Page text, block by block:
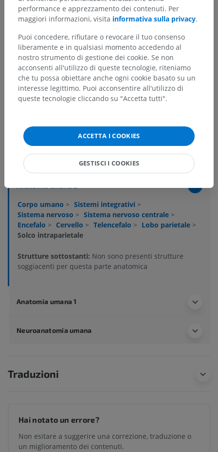
Gerarchia anatomica
Corpo umano > Sistemi integrativi >
Sistema nervoso > Sistema nervoso centrale >
Encefalo > Cervello > Telencefalo > Lobo parietale >
Solco intraparietale
Strutture sottostanti: Non sono presenti strutture
soggiacenti per questa parte anatomica
Anatomia umana 1
Neuroanatomia umana
Traduzioni
Hai notato un errore?
Non esitare a suggerire una correzione, traduzione o
un miglioramento dei contenuti.
performance e apprezzamento dei contenuti. Per
maggiori informazioni, visita informativa sulla privacy.
Puoi concedere, rifiutare o revocare il tuo consenso
liberamente e in qualsiasi momento accedendo al
nostro strumento di gestione dei cookie. Se non
acconsenti all'utilizzo di queste tecnologie, riteniamo
che tu possa obiettare anche ogni cookie basato su un
interesse legittimo. Puoi acconsentire all'utilizzo di
queste tecnologie cliccando su "Accetta tutti".
ACCETTA I COOKIES
GESTISCI I COOKIES